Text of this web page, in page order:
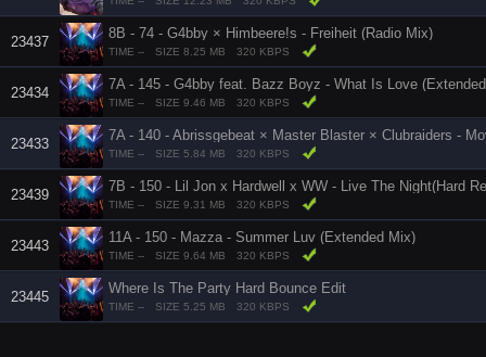
23437
8B - 74 - G4bby × Himbeere!s - Freiheit (Radio Mix)
TIME -- SIZE 8.25 MB 320 KBPS
23434
7A - 145 - G4bby feat. Bazz Boyz - What Is Love
TIME -- SIZE 9.46 MB 320 KBPS
23433
7A - 140 - Abrissgebeat × Master Blaster × Clubraiders -
TIME -- SIZE 5.84 MB 320 KBPS
23439
7B - 150 - Lil Jon x Hardwell x WW - Live The Night(Hard
TIME -- SIZE 9.31 MB 320 KBPS
23443
11A - 150 - Mazza - Summer Luv (Extended Mix)
TIME -- SIZE 9.64 MB 320 KBPS
23445
Where Is The Party Hard Bounce Edit
TIME -- SIZE 5.25 MB 320 KBPS